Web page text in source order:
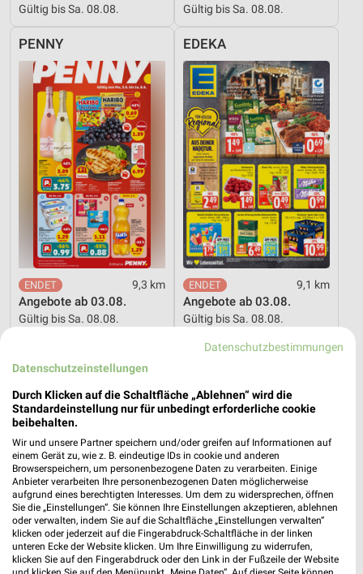
Gültig bis Sa. 08.08. Gültig bis Sa. 08.08.
PENNY
9,3 km
Angebote ab 03.08.
Gültig bis Sa. 08.08.
EDEKA
9,1 km
Angebote ab 03.08.
Gültig bis Sa. 08.08.
Marktkauf
Datenschutzbestimmungen
Datenschutzeinstellungen
Durch Klicken auf die Schaltfläche „Ablehnen“ wird die
Standardeinstellung nur für unbedingt erforderliche cookie
beibehalten.
Wir und unsere Partner speichern und/oder greifen auf Informationen auf
einem Gerät zu, wie z. B. eindeutige IDs in cookie und anderen
Browserspeichern, um personenbezogene Daten zu verarbeiten. Einige
Anbieter verarbeiten Ihre personenbezogenen Daten möglicherweise
aufgrund eines berechtigten Interesses. Um dem zu widersprechen, öffnen
Sie die „Einstellungen“. Sie können Ihre Einstellungen akzeptieren, ablehnen
oder verwalten, indem Sie auf die Schaltfläche „Einstellungen verwalten“
klicken oder jederzeit auf die Fingerabdruck-Schaltfläche in der linken
unteren Ecke der Website klicken. Um Ihre Einwilligung zu widerrufen,
klicken Sie auf den Fingerabdruck oder den Link in der Fußzeile der Website